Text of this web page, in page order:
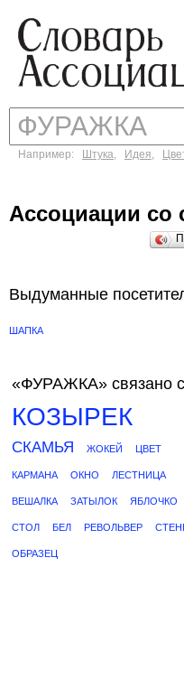
Например: Штука, Идея,
Ассоциации
Выдуманные
ШАПКА
«ФУРАЖКА» связано
КОЗЫРЕК
СКАМЬЯ ЖОКЕЙ ЦВЕТ
КАРМАНА ОКНО ЛЕСТНИЦА
ВЕШАЛКА ЗАТЫЛОК ЯБЛОЧКО
СТОЛ БЕЛ РЕВОЛЬВЕР
ОБРАЗЕЦ